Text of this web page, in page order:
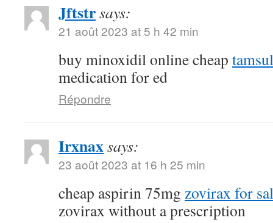
Jftstrsays:
21 août 2023 at 5 h 42 min
buy minoxidil online cheap
medication for ed
Répondre
Irxnaxsays:
23 août 2023 at 16 h 25 min
cheap aspirin 75mg zovirax for
zovirax without a prescription